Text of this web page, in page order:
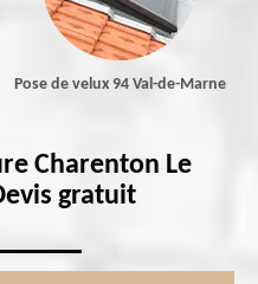
Pose de velux 94 Val-de-Marne
Charenton Le
gratuit